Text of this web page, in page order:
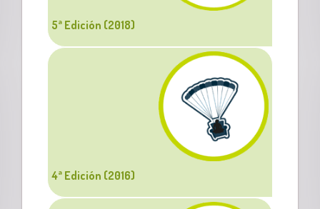
5ª Edición (2018)
4ª Edición (2016)